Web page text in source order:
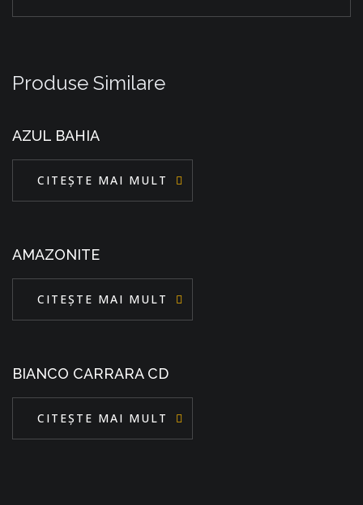
Produse Similare
AZUL BAHIA
CITEȘTE MAI MULT
AMAZONITE
CITEȘTE MAI MULT
BIANCO CARRARA CD
CITEȘTE MAI MULT